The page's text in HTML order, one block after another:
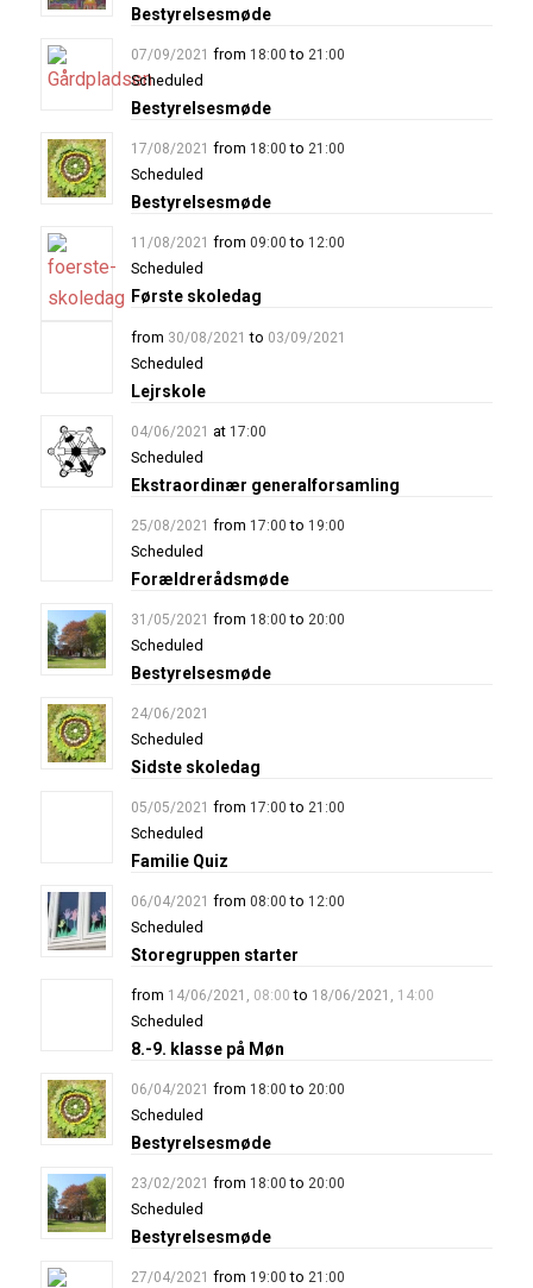
Bestyrelsesmøde
07/09/2021 from 18:00 to 21:00
Scheduled
Bestyrelsesmøde
17/08/2021 from 18:00 to 21:00
Scheduled
Bestyrelsesmøde
11/08/2021 from 09:00 to 12:00
Scheduled
Første skoledag
from 30/08/2021 to 03/09/2021
Scheduled
Lejrskole
04/06/2021 at 17:00
Scheduled
Ekstraordinær generalforsamling
25/08/2021 from 17:00 to 19:00
Scheduled
Forældrerådsmøde
31/05/2021 from 18:00 to 20:00
Scheduled
Bestyrelsesmøde
24/06/2021
Scheduled
Sidste skoledag
05/05/2021 from 17:00 to 21:00
Scheduled
Familie Quiz
06/04/2021 from 08:00 to 12:00
Scheduled
Storegruppen starter
from 14/06/2021 , 08:00 to 18/06/2021 , 14:00
Scheduled
8.-9. klasse på Møn
06/04/2021 from 18:00 to 20:00
Scheduled
Bestyrelsesmøde
23/02/2021 from 18:00 to 20:00
Scheduled
Bestyrelsesmøde
27/04/2021 from 19:00 to 21:00